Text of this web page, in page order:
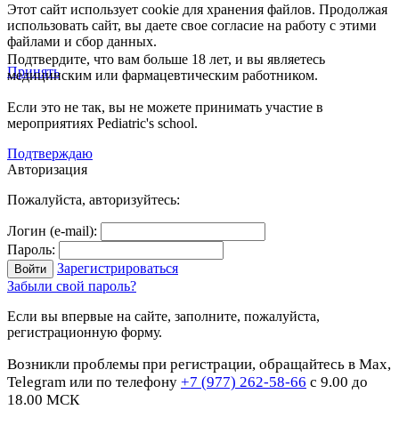
Этот сайт использует cookie для хранения файлов. Продолжая
использовать сайт, вы даете свое согласие на работу с этими
файлами и сбор данных.
Принять
Подтвердите, что вам больше 18 лет, и вы являетесь
медицинским или фармацевтическим работником.
Если это не так, вы не можете принимать участие в
мероприятиях Pediatric's school.
Подтверждаю
Авторизация
Пожалуйста, авторизуйтесь:
Логин (e-mail):
Пароль:
Зарегистрироваться
Забыли свой пароль?
Если вы впервые на сайте, заполните, пожалуйста,
регистрационную форму.
Возникли проблемы при регистрации, обращайтесь в Max,
Telegram или по телефону +7 (977) 262-58-66 с 9.00 до
18.00 МСК